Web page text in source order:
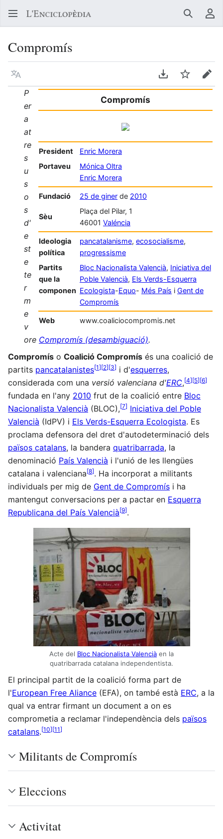
Buscar
Compromís
Llegir en un atre idioma Descarregar en
Vigilar
Compromís
President
Enric Morera
Portaveu
Mónica Oltra
Enric Morera
Fundació 25 de giner de 2010
Sèu
Plaça del Pilar, 1
46001 Valéncia
Ideologia
política
pancatalanisme, ecosocialisme,
progressisme
Partits
que la
componen
Bloc Nacionalista Valencià, Iniciativa del
Poble Valencià, Els Verds-Esquerra
Ecologista-Equo- Més País i Gent de
Compromís
Web www.coaliciocompromis.net
P
er
a
at
re
s
u
s
o
s
d'
e
st
e
te
r
m
e
v
ore Compromís (desambiguació).
Compromís o Coalició Compromís és una coalició de
partits pancatalanistes[1][2][3] i d'esquerres,
considerada com una versió valenciana d'ERC,[4][5][6]
fundada en l'any 2010 frut de la coalició entre Bloc
Nacionalista Valencià (BLOC),[7] Iniciativa del Poble
Valencià (IdPV) i Els Verds-Esquerra Ecologista. Es
proclama defensora del dret d'autodeterminació dels
països catalans, la bandera quatribarrada, la
denominació País Valencià i l'unió de les llengües
catalana i valenciana[8]. Ha incorporat a militants
individuals per mig de Gent de Compromís i ha
mantengut conversacions per a pactar en Esquerra
Republicana del País Valencià[9].
Acte del Bloc Nacionalista Valencià en la
quatribarrada catalana independentista.
El principal partit de la coalició forma part de
l'European Free Aliance (EFA), on també està ERC, a la
qual va entrar firmant un document a on es
comprometia a reclamar l'independència dels països
catalans.[10][11]
Militants de Compromís
Eleccions
Activitat